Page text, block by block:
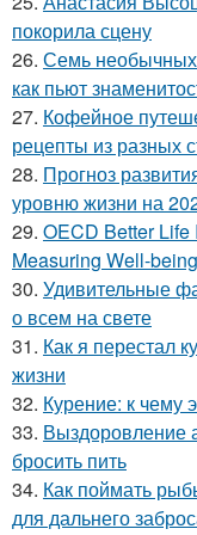
покорила сцену
26. Семь необычных
как пьют
27. Кофейное
рецепты из разных
28. Прогноз
уровню жизни на
29. OECD Better
Measuring Well-being
30. Удивительные
о всем на свете
31. Как я перестал
жизни
32. Курение: к чему
33. Выздоровление
бросить пить
34. Как поймать
для дальнего